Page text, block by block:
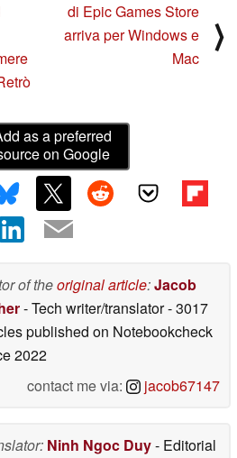
di Epic Games Store
arriva per Windows e
Mac
⟩
as a preferred
on Google
of theoriginal article:Jacob
- Tech writer/translator- 3017
published on Notebookcheck
2022
contact me via:
jacob67147
Ninh Ngoc Duy- Editorial